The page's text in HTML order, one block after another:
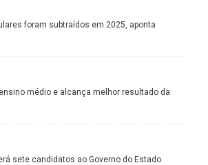
foram subtraídos em 2025, aponta
médio e alcança melhor resultado da
sete candidatos ao Governo do Estado